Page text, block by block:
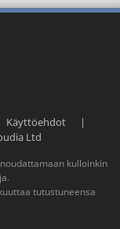
Käyttöehdot
|
Ltd
kulloinkin
.
tutustuneensa